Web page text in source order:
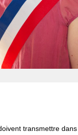
transmettre